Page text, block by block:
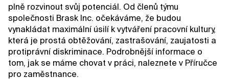
plně rozvinout svůj potenciál. Od členů týmu
společnosti Brask Inc. očekáváme, že budou
vynakládat maximální úsilí k vytváření pracovní kultury,
která je prostá obtěžování, zastrašování, zaujatosti a
protiprávní diskriminace. Podrobnější informace o
tom, jak se máme chovat v práci, naleznete v Příručce
pro zaměstnance.